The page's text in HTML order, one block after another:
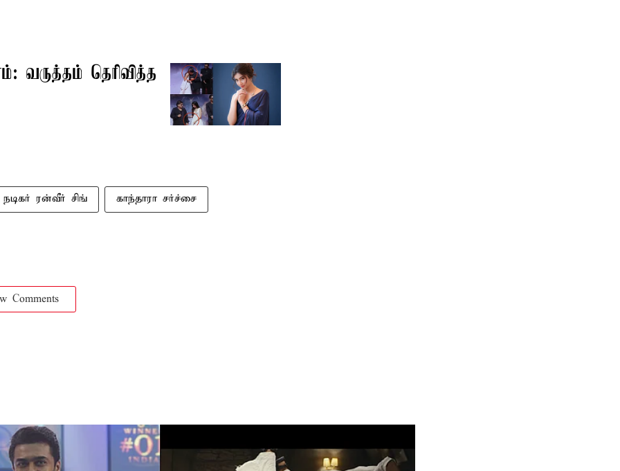
வருத்தம் தெரிவித்த
நடிகர் ரன்வீர் சிங் காந்தாரா சர்ச்சை
Comments